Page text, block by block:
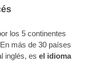
los 5 continentes
más de 30 países
inglés, es el idioma